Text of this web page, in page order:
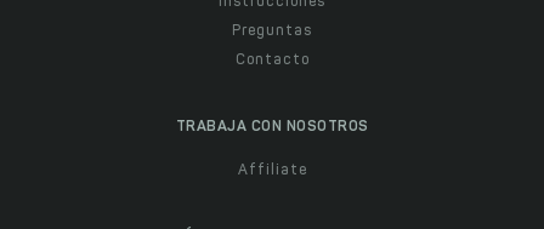
Preguntas
Contacto
TRABAJA CON NOSOTROS
Affiliate